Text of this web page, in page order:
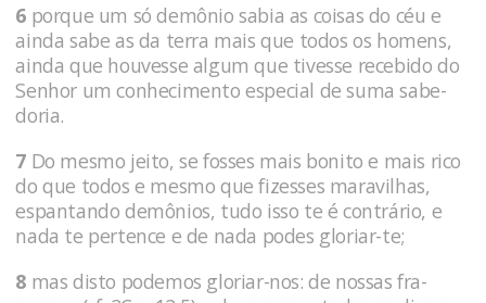
6 porque um só demônio sabia as coi­sas do céu e
ainda sabe as da terra mais que to­dos os homens,
ainda que hou­vesse algum que tivesse recebido do
Senhor um conheci­mento especial de suma sabe­
doria.
7 Do mesmo jeito, se fosses mais bonito e mais rico
do que todos e mesmo que fizesses maravilhas,
espantando demônios, tudo isso te é contrá­rio, e
nada te pertence e de nada podes gloriar-te;
8 mas disto podemos gloriar-nos: de nossas fra­